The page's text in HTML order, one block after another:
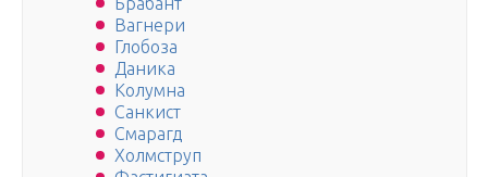
Вагнери
Глобоза
Даника
Колумна
Санкист
Смарагд
Холмструп